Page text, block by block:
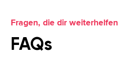
Fragen, die dir weiterhelfen
FAQs